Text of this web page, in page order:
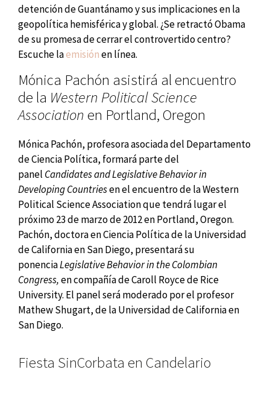
detención de Guantánamo y sus implicaciones en la
geopolítica hemisférica y global. ¿Se retractó Obama
de su promesa de cerrar el controvertido centro?
Escuche laemisiónen línea.
Mónica Pachón asistirá al encuentro
de la Western Political Science
Association en Portland, Oregon
Mónica Pachón, profesora asociada del Departamento
de Ciencia Política, formará parte del
panel Candidates and Legislative Behavior in
Developing Countriesen el encuentro de la Western
Political Science Association que tendrá lugar el
próximo 23 de marzo de 2012 en Portland, Oregon.
Pachón, doctora en Ciencia Política de la Universidad
de California en San Diego, presentará su
ponenciaLegislative Behavior in the Colombian
Congress,en compañía de Caroll Royce de Rice
University. El panel será moderado por el profesor
Mathew Shugart, de la Universidad de California en
San Diego.
Fiesta SinCorbata en Candelario